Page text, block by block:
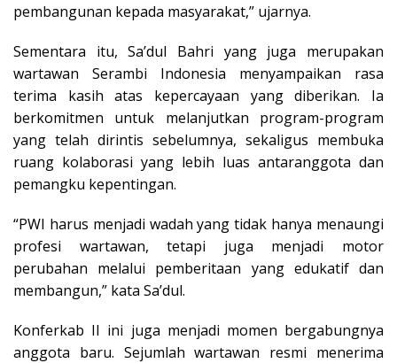
pembangunan kepada masyarakat,” ujarnya.
Sementara itu, Sa’dul Bahri yang juga merupakan
wartawan Serambi Indonesia menyampaikan rasa
terima kasih atas kepercayaan yang diberikan. Ia
berkomitmen untuk melanjutkan program-program
yang telah dirintis sebelumnya, sekaligus membuka
ruang kolaborasi yang lebih luas antaranggota dan
pemangku kepentingan.
“PWI harus menjadi wadah yang tidak hanya menaungi
profesi wartawan, tetapi juga menjadi motor
perubahan melalui pemberitaan yang edukatif dan
membangun,” kata Sa’dul.
Konferkab II ini juga menjadi momen bergabungnya
anggota baru. Sejumlah wartawan resmi menerima